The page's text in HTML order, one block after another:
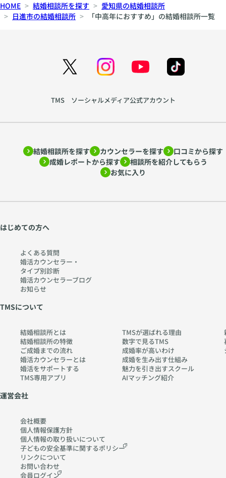
HOME 結婚相談所を探す
愛知県の結婚相談所
日進市の結婚相談所
「中高年におすすめ」の結婚相談所一覧
TMS ソーシャルメディア公式アカウント
結婚相談所を探す カウンセラーを探す
口コミから探す
成婚レポートから探す
相談所を紹介してもらう
お気に入り
はじめての方へ
よくある質問
婚活カウンセラー・
タイプ別診断
婚活カウンセラーブログ
お知らせ
TMSについて
結婚相談所とは
結婚相談所の特徴
ご成婚までの流れ
婚活カウンセラーとは
婚活をサポートする
TMS専用アプリ
TMSが選ばれる理由
数字で見るTMS
成婚率が高いわけ
成婚を生み出す仕組み
魅力を引き出すスクール
AIマッチング紹介
運営会社
会社概要
個人情報保護方針
個人情報の取り扱いについて
子どもの安全基準に関するポリシー
リンクについて
お問い合わせ
会員ログイン